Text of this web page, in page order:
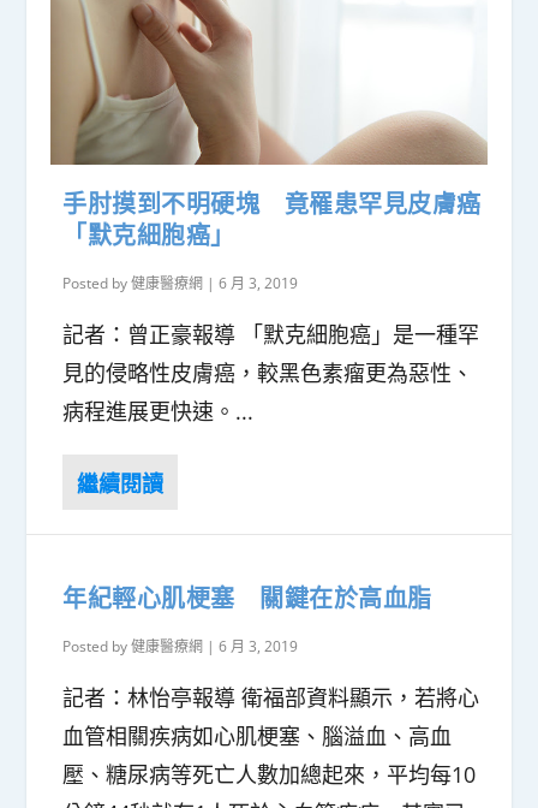
手肘摸到不明硬塊 竟罹患罕見皮膚癌
「默克細胞癌」
Posted by健康醫療網 |6 月 3, 2019
記者：曾正豪報導 「默克細胞癌」是一種罕
見的侵略性皮膚癌，較黑色素瘤更為惡性、
病程進展更快速。...
年紀輕心肌梗塞 關鍵在於高血脂
Posted by健康醫療網 |6 月 3, 2019
記者：林怡亭報導 衛福部資料顯示，若將心
血管相關疾病如心肌梗塞、腦溢血、高血
壓、糖尿病等死亡人數加總起來，平均每10